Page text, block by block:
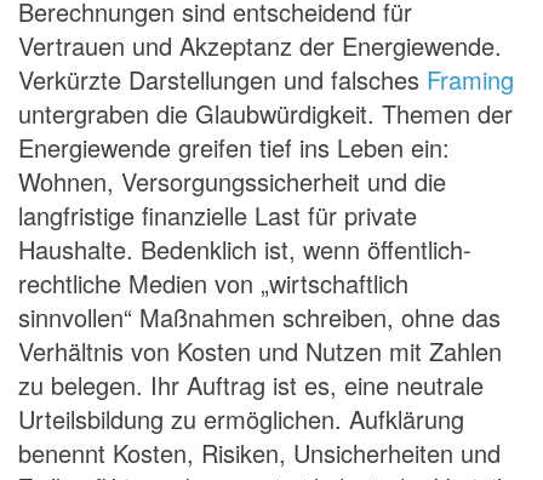
Berechnungen sind entscheidend für
Vertrauen und Akzeptanz der Energiewende.
Verkürzte Darstellungen und falsches Framing
untergraben die Glaubwürdigkeit. Themen der
Energiewende greifen tief ins Leben ein:
Wohnen, Versorgungssicherheit und die
langfristige finanzielle Last für private
Haushalte. Bedenklich ist, wenn öffentlich-
rechtliche Medien von „wirtschaftlich
sinnvollen“ Maßnahmen schreiben, ohne das
Verhältnis von Kosten und Nutzen mit Zahlen
zu belegen. Ihr Auftrag ist es, eine neutrale
Urteilsbildung zu ermöglichen. Aufklärung
benennt Kosten, Risiken, Unsicherheiten und